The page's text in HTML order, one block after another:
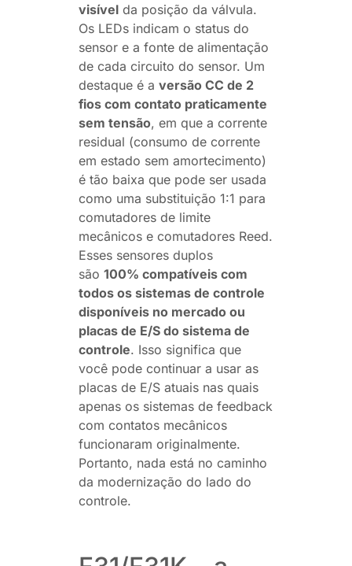
visível da posição da válvula.
Os LEDs indicam o status do
sensor e a fonte de alimentação
de cada circuito do sensor. Um
destaque é a versão CC de 2
fios com contato praticamente
sem tensão, em que a corrente
residual (consumo de corrente
em estado sem amortecimento)
é tão baixa que pode ser usada
como uma substituição 1:1 para
comutadores de limite
mecânicos e comutadores Reed.
Esses sensores duplos
são 100% compatíveis com
todos os sistemas de controle
disponíveis no mercado ou
placas de E/S do sistema de
controle. Isso significa que
você pode continuar a usar as
placas de E/S atuais nas quais
apenas os sistemas de feedback
com contatos mecânicos
funcionaram originalmente.
Portanto, nada está no caminho
da modernização do lado do
controle.